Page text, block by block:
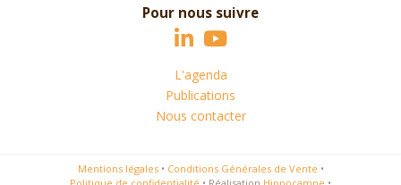
Pour nous suivre
L'agenda
Publications
Nous contacter
Mentions légales• Conditions Générales de Vente •